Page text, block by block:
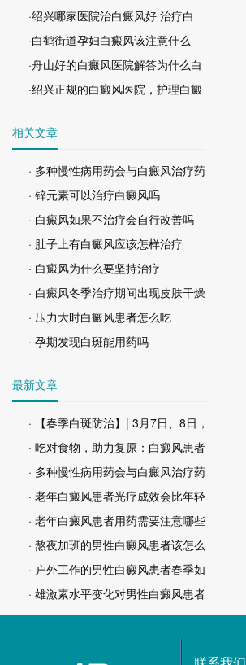
·绍兴哪家医院治白癜风好 治疗白
·白鹤街道孕妇白癜风该注意什么
·舟山好的白癜风医院解答为什么白
·绍兴正规的白癜风医院，护理白癜
相关文章
· 多种慢性病用药会与白癜风治疗药
· 锌元素可以治疗白癜风吗
· 白癜风如果不治疗会自行改善吗
· 肚子上有白癜风应该怎样治疗
· 白癜风为什么要坚持治疗
· 白癜风冬季治疗期间出现皮肤干燥
· 压力大时白癜风患者怎么吃
· 孕期发现白斑能用药吗
最新文章
· 【春季白斑防治】| 3月7日、8日，
· 吃对食物，助力复原：白癜风患者
· 多种慢性病用药会与白癜风治疗药
· 老年白癜风患者光疗成效会比年轻
· 老年白癜风患者用药需要注意哪些
· 熬夜加班的男性白癜风患者该怎么
· 户外工作的男性白癜风患者春季如
· 雄激素水平变化对男性白癜风患者